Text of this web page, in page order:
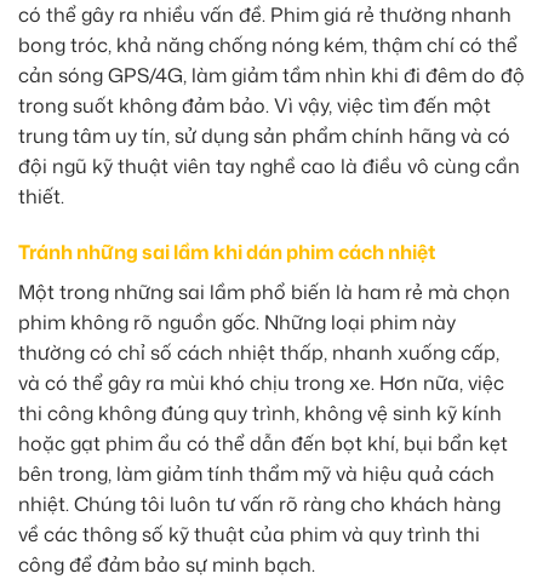
có thể gây ra nhiều vấn đề. Phim giá rẻ thường nhanh
bong tróc, khả năng chống nóng kém, thậm chí có thể
cản sóng GPS/4G, làm giảm tầm nhìn khi đi đêm do độ
trong suốt không đảm bảo. Vì vậy, việc tìm đến một
trung tâm uy tín, sử dụng sản phẩm chính hãng và có
đội ngũ kỹ thuật viên tay nghề cao là điều vô cùng cần
thiết.
Tránh những sai lầm khi dán phim cách nhiệt
Một trong những sai lầm phổ biến là ham rẻ mà chọn
phim không rõ nguồn gốc. Những loại phim này
thường có chỉ số cách nhiệt thấp, nhanh xuống cấp,
và có thể gây ra mùi khó chịu trong xe. Hơn nữa, việc
thi công không đúng quy trình, không vệ sinh kỹ kính
hoặc gạt phim ẩu có thể dẫn đến bọt khí, bụi bẩn kẹt
bên trong, làm giảm tính thẩm mỹ và hiệu quả cách
nhiệt. Chúng tôi luôn tư vấn rõ ràng cho khách hàng
về các thông số kỹ thuật của phim và quy trình thi
công để đảm bảo sự minh bạch.